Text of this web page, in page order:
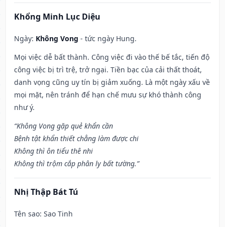
Khổng Minh Lục Diệu
Ngày: Không Vong - tức ngày Hung.
Mọi việc dễ bất thành. Công việc đi vào thế bế tắc, tiến độ
công việc bị trì trệ, trở ngại. Tiền bạc của cải thất thoát,
danh vọng cũng uy tín bị giảm xuống. Là một ngày xấu về
mọi mặt, nên tránh để hạn chế mưu sự khó thành công
như ý.
“Không Vong gặp quẻ khẩn cần
Bệnh tật khẩn thiết chẳng làm được chi
Không thì ôn tiểu thê nhi
Không thì trộm cắp phân ly bất tường.”
Nhị Thập Bát Tú
Tên sao: Sao Tinh